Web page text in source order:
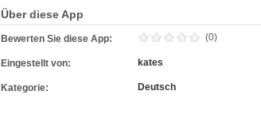
Über diese App
Bewerten Sie diese App: (0)
Eingestellt von: kates
Kategorie: Deutsch